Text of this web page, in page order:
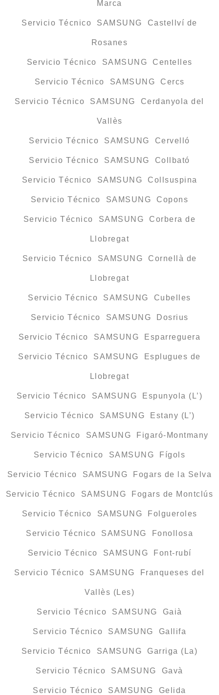
Marca
Servicio Técnico SAMSUNG Castellví de
Rosanes
Servicio Técnico SAMSUNG Centelles
Servicio Técnico SAMSUNG Cercs
Servicio Técnico SAMSUNG Cerdanyola del
Vallès
Servicio Técnico SAMSUNG Cervelló
Servicio Técnico SAMSUNG Collbató
Servicio Técnico SAMSUNG Collsuspina
Servicio Técnico SAMSUNG Copons
Servicio Técnico SAMSUNG Corbera de
Llobregat
Servicio Técnico SAMSUNG Cornellà de
Llobregat
Servicio Técnico SAMSUNG Cubelles
Servicio Técnico SAMSUNG Dosrius
Servicio Técnico SAMSUNG Esparreguera
Servicio Técnico SAMSUNG Esplugues de
Llobregat
Servicio Técnico SAMSUNG Espunyola (L’)
Servicio Técnico SAMSUNG Estany (L’)
Servicio Técnico SAMSUNG Figaró-Montmany
Servicio Técnico SAMSUNG Fígols
Servicio Técnico SAMSUNG Fogars de la Selva
Servicio Técnico SAMSUNG Fogars de Montclús
Servicio Técnico SAMSUNG Folgueroles
Servicio Técnico SAMSUNG Fonollosa
Servicio Técnico SAMSUNG Font-rubí
Servicio Técnico SAMSUNG Franqueses del
Vallès (Les)
Servicio Técnico SAMSUNG Gaià
Servicio Técnico SAMSUNG Gallifa
Servicio Técnico SAMSUNG Garriga (La)
Servicio Técnico SAMSUNG Gavà
Servicio Técnico SAMSUNG Gelida